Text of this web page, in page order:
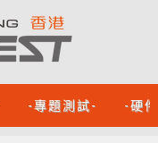
-專題測試- -硬